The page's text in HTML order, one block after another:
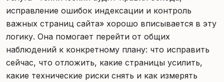
исправление ошибок индексации и контроль
важных страниц сайта» хорошо вписывается в эту
логику. Она помогает перейти от общих
наблюдений к конкретному плану: что исправить
сейчас, что отложить, какие страницы усилить,
какие технические риски снять и как измерять